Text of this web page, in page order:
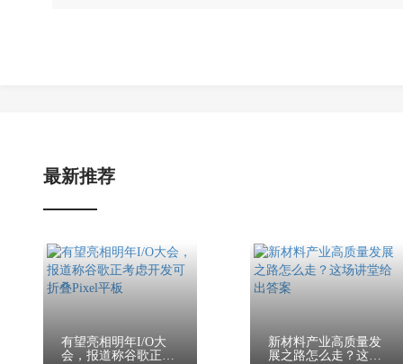
最新推荐
有望亮相明年I/O大
会，报道称谷歌正考
新材料产业高质量发
展之路怎么走？这场